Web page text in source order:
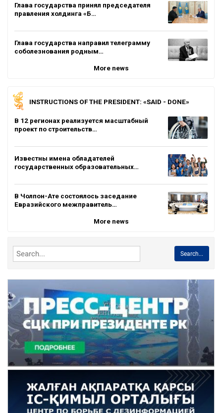
Глава государства принял председателя
правления холдинга «Б…
Глава государства направил телеграмму
соболезнования родным…
More news
INSTRUCTIONS OF THE PRESIDENT: «SAID - DONE»
В 12 регионах реализуется масштабный
проект по строительств…
Известны имена обладателей
государственных образовательных…
В Чолпон-Ате состоялось заседание
Евразийского межправитель…
More news
Search...